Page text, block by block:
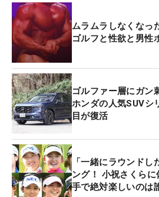
ムラムラしなくなっ
ゴルフと性欲と男性
ゴルファー層にガン
ホンダの人気SUVシ
目が復活
「一緒にラウンド
ング！ 小祝さくら
手で絶対楽しいのは